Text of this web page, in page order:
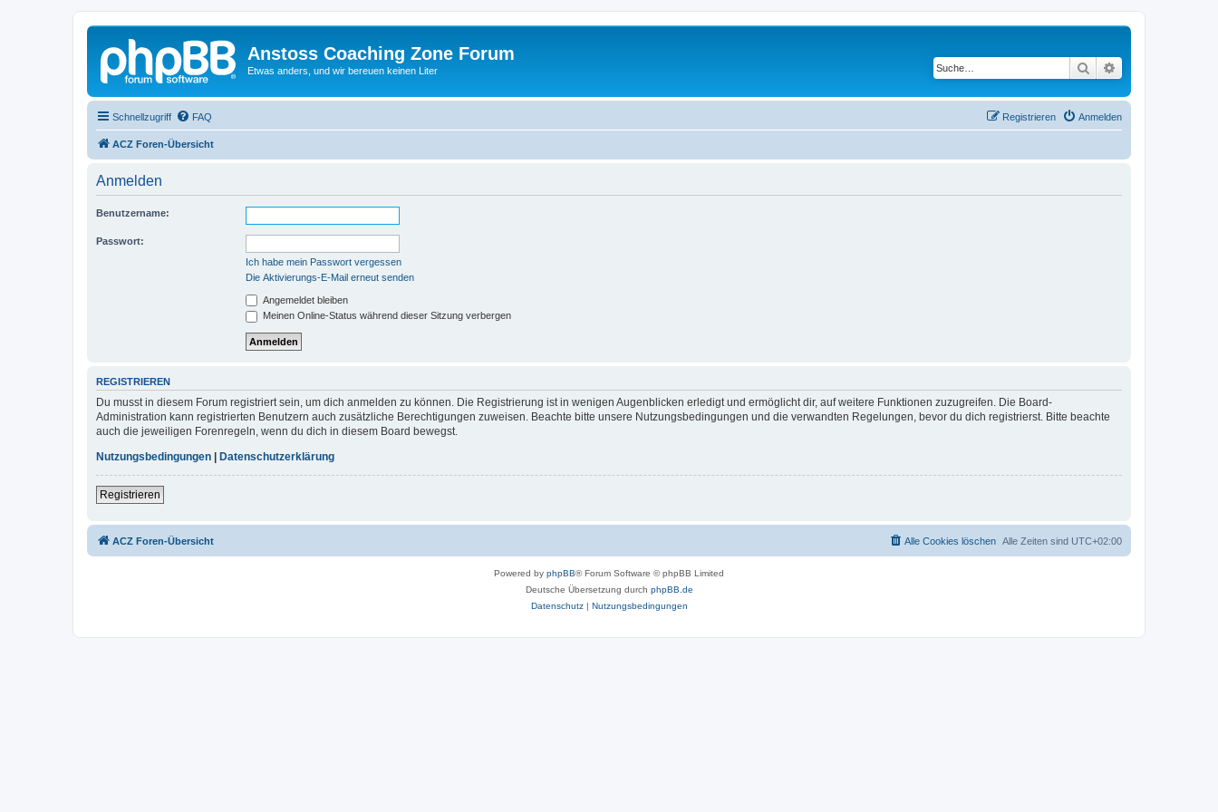
Anstoss Coaching Zone Forum
Etwas anders, und wir bereuen keinen Liter Suche
Schnellzugriff FAQ Anmelden
Registrieren
ACZ Foren-Übersicht
Anmelden
Benutzername:
Passwort:
Ich habe mein Passwort vergessen
Die Aktivierungs-E-Mail erneut senden
Angemeldet bleiben
Meinen Online-Status während dieser Sitzung verbergen
REGISTRIEREN
Du musst in diesem Forum registriert sein, um dich anmelden zu können. Die Registrierung ist in wenigen Augenblicken erledigt und ermöglicht dir, auf weitere Funktionen zuzugreifen. Die Board-
Administration kann registrierten Benutzern auch zusätzliche Berechtigungen zuweisen. Beachte bitte unsere Nutzungsbedingungen und die verwandten Regelungen, bevor du dich registrierst. Bitte beachte
auch die jeweiligen Forenregeln, wenn du dich in diesem Board bewegst.
Nutzungsbedingungen
Datenschutzerklärung
Registrieren
ACZ Foren-Übersicht Alle Zeiten sind UTC+02:00
Alle Cookies löschen
Powered by phpBB® Forum Software © phpBB Limited
Deutsche Übersetzung durch phpBB.de
Datenschutz| Nutzungsbedingungen